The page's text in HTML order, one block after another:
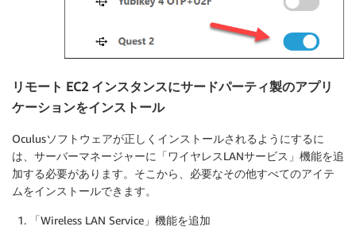
リモート EC2 インスタンスにサードパーティ製のアプリ
ケーションをインストール
Oculusソフトウェアが正しくインストールされるようにするに
は、サーバーマネージャーに「ワイヤレスLANサービス」機能を追
加する必要があります。そこから、必要なその他すべてのアイテ
ムをインストールできます。
「Wireless LAN Service」機能を追加